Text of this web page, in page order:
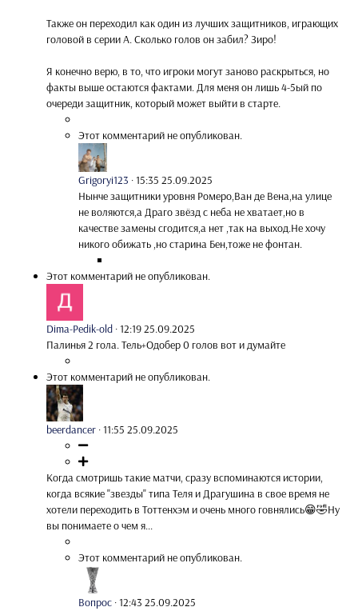
Также он переходил как один из лучших защитников, играющих
головой в серии А. Сколько голов он забил? Зиро!
Я конечно верю, в то, что игроки могут заново раскрыться, но
факты выше остаются фактами. Для меня он лишь 4-5ый по
очереди защитник, который может выйти в старте.
Этот комментарий не опубликован.
Grigoryi123 ·15:35 25.09.2025
Нынче защитники уровня Ромеро,Ван де Вена,на улице
не воляются,а Драго звёзд с неба не хватает,но в
качестве замены сгодится,а нет ,так на выход.Не хочу
никого обижать ,но старина Бен,тоже не фонтан.
Этот комментарий не опубликован.
Dima-Pedik-old ·12:19 25.09.2025
Палинья 2 гола. Тель+Одобер 0 голов вот и думайте
Этот комментарий не опубликован.
beerdancer ·11:55 25.09.2025
Когда смотришь такие матчи, сразу вспоминаются истории,
когда всякие "звезды" типа Теля и Драгушина в свое время не
хотели переходить в Тоттенхэм и очень много говнялись😁🤣Ну
вы понимаете о чем я...
Этот комментарий не опубликован.
Вопрос ·12:43 25.09.2025